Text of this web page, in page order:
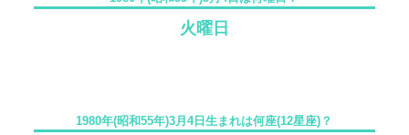
火曜日
1980年(昭和55年)3月4日生まれは何座(12星座)？